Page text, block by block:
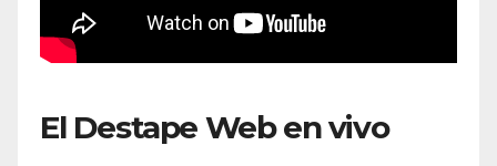
El Destape Web en vivo